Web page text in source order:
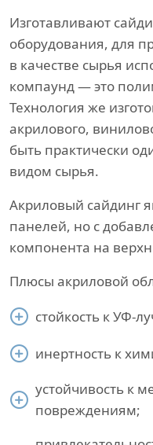
Изготавливают
оборудования, для
в качестве сырья
компаунд — это
Технология же
акрилового,
быть практически
видом сырья.
Акриловый сайдинг
панелей, но с
компонента на
Плюсы акриловой
стойкость к УФ-
инертность к
устойчивость к
повреждениям;